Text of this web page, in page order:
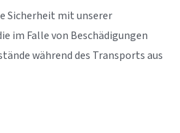
Sicherheit mit unserer
im Falle von Beschädigungen
während des Transports aus